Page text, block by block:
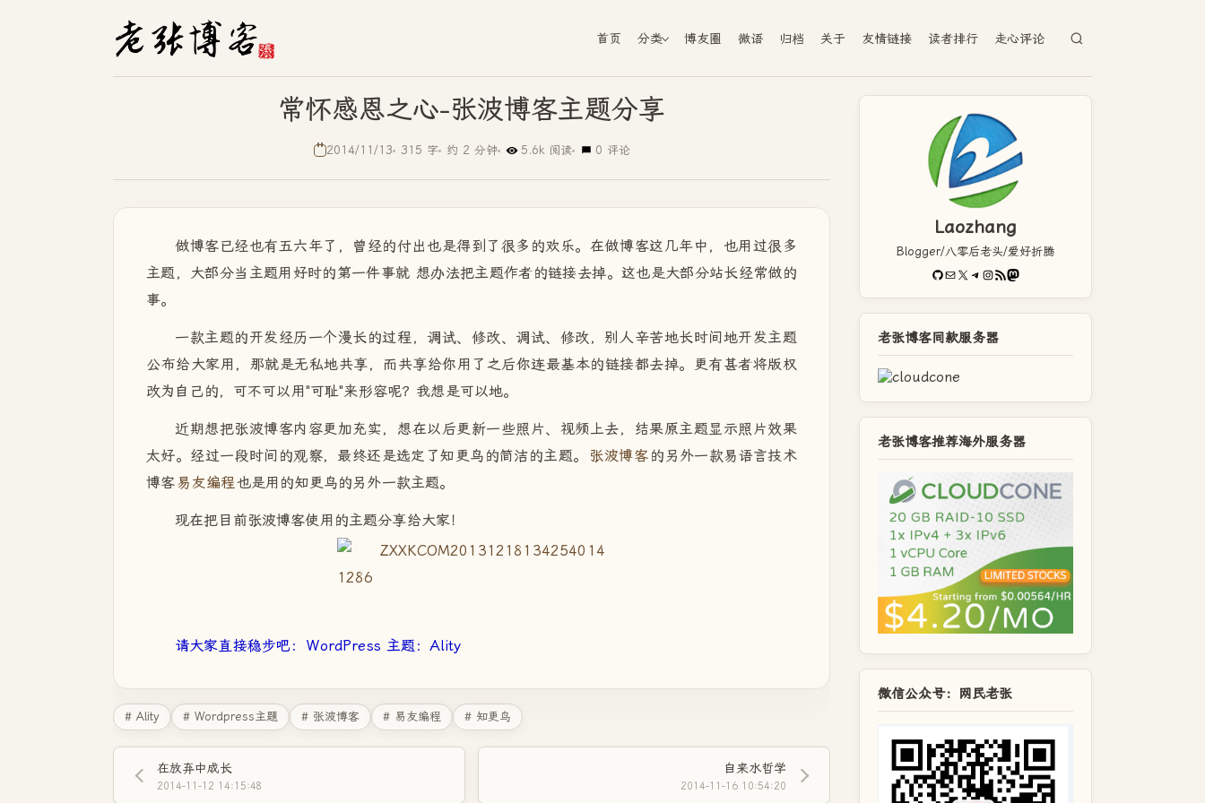
首页 分类 博友圈 微语 归档 关于 友情链接 读者排行 走心评论
常怀感恩之心-张波博客主题分享
2014/11/13 315 字 约 2 分钟 5.6k 阅读 0 评论
做博客已经也有五六年了，曾经的付出也是得到了很多的欢乐。在做博客这几年中，也用过很多
主题，大部分当主题用好时的第一件事就 想办法把主题作者的链接去掉。这也是大部分站长经常做的
事。
一款主题的开发经历一个漫长的过程，调试、修改、调试、修改，别人辛苦地长时间地开发主题
公布给大家用，那就是无私地共享，而共享给你用了之后你连最基本的链接都去掉。更有甚者将版权
改为自己的，可不可以用"可耻"来形容呢？我想是可以地。
近期想把张波博客内容更加充实，想在以后更新一些照片、视频上去，结果原主题显示照片效果
太好。经过一段时间的观察，最终还是选定了知更鸟的简洁的主题。
张波博客 的另外一款易语言技术
博客易友编程也是用的知更鸟的另外一款主题。
现在把目前张波博客使用的主题分享给大家！
请大家直接稳步吧： WordPress 主题：Ality
# Ality # Wordpress主题 # 张波博客 # 易友编程 # 知更鸟
在放弃中成长
2014-11-12 14:15:48
自来水哲学
2014-11-16 10:54:20
Laozhang
Blogger/八零后老头/爱好折腾
GitHub
电子邮件X Telegram
Instagram
RSS FeedMastodon
老张博客同款服务器
老张博客推荐海外服务器
微信公众号：网民老张